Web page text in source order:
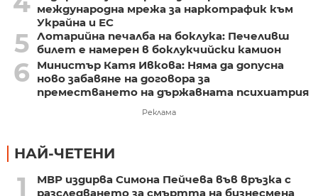
международна мрежа за наркотрафик към
Украйна и ЕС
5 Лотарийна печалба на боклука: Печеливш
билет е намерен в боклукчийски камион
6
Министър Катя Ивкова: Няма да допусна
ново забавяне на договора за
преместването на държавната психиатрия
Реклама
НАЙ-ЧЕТЕНИ
1
МВР издирва Симона Пейчева във връзка с
разследването за смъртта на бизнесмена